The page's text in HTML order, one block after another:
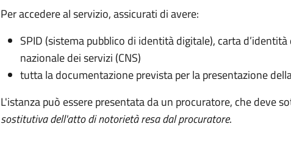
Per accedere al servizio, assicurati di avere:
SPID (sistema pubblico di identità digitale), carta
nazionale dei servizi (CNS)
tutta la documentazione prevista per la presentazione
L'istanza può essere presentata da un procuratore, che deve
sostitutiva dell'atto di notorietà resa dal procuratore.